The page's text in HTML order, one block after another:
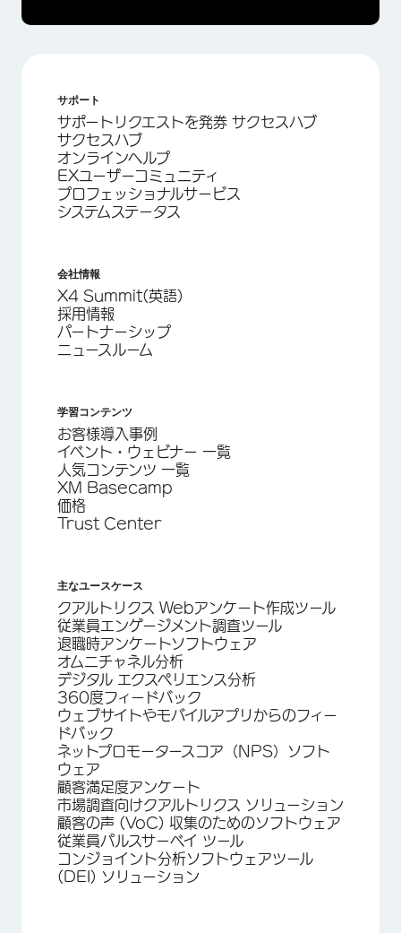
サポート
サポートリクエストを発券 サクセスハブ
サクセスハブ
オンラインヘルプ
EXユーザーコミュニティ
プロフェッショナルサービス
システムステータス
会社情報
X4 Summit(英語)
採用情報
パートナーシップ
ニュースルーム
学習コンテンツ
お客様導入事例
イベント・ウェビナー 一覧
人気コンテンツ 一覧
XM Basecamp
価格
Trust Center
主なユースケース
クアルトリクス Webアンケート作成ツール
従業員エンゲージメント調査ツール
退職時アンケートソフトウェア
オムニチャネル分析
デジタル エクスペリエンス分析
360度フィードバック
ウェブサイトやモバイルアプリからのフィー
ドバック
ネットプロモータースコア（NPS）ソフト
ウェア
顧客満足度アンケート
市場調査向けクアルトリクス ソリューション
顧客の声 (VoC) 収集のためのソフトウェア
従業員パルスサーベイ ツール
コンジョイント分析ソフトウェアツール
(DEI) ソリューション